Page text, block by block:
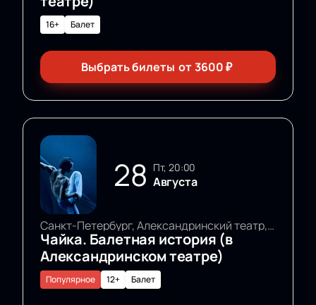
16+ Балет
Выбрать билеты от3600₽
28 пт, 20:00
Августа
Санкт-Петербург, Александринский театр, Основная сцена
Чайка. Балетная история (в
Александринском театре)
12+ Балет
Популярное